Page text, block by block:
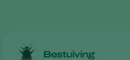
Bestuiving